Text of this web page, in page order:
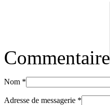
Commentaire
Nom *
Adresse de messagerie *